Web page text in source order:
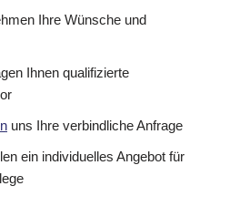
Ihre Wünsche und
Ihnen qualifizierte
uns Ihre verbindliche Anfrage
ein individuelles Angebot für